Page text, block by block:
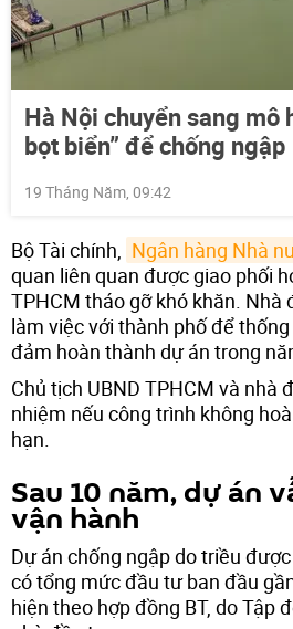
Hà Nội chuyển sang mô
bọt biển” để chống ngập
19 Tháng Năm, 09:42
Bộ Tài chính, Ngân hàng Nhà
quan liên quan được giao phối
TPHCM tháo gỡ khó khăn. Nhà
làm việc với thành phố để
đảm hoàn thành dự án trong
Chủ tịch UBND TPHCM và nhà
nhiệm nếu công trình không
hạn.
Sau 10 năm, dự án
vận hành
Dự án chống ngập do triều
có tổng mức đầu tư ban đầu
hiện theo hợp đồng BT, do Tập